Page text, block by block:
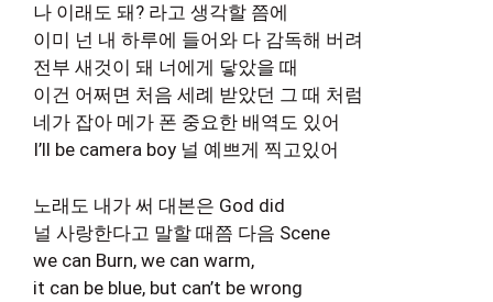
나 이래도 돼? 라고 생각할 쯤에
이미 넌 내 하루에 들어와 다 감독해 버려
전부 새것이 돼 너에게 닿았을 때
이건 어쩌면 처음 세례 받았던 그 때 처럼
네가 잡아 메가 폰 중요한 배역도 있어
I’ll be camera boy 널 예쁘게 찍고있어
노래도 내가 써 대본은 God did
널 사랑한다고 말할 때쯤 다음 Scene
we can Burn, we can warm,
it can be blue, but can’t be wrong